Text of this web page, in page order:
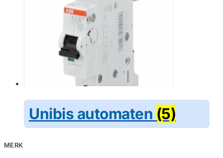
Unibis automaten (5)
MERK